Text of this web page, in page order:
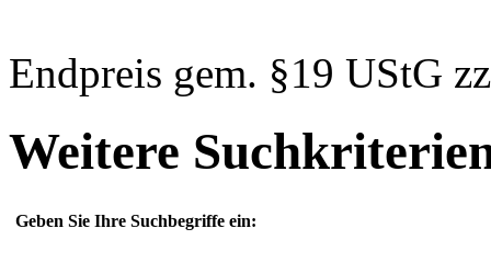
Endpreis gem. §19 UStG
Weitere
Geben Sie Ihre Suchbegriffe ein: